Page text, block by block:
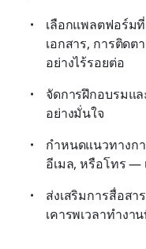
เลือกแพลตฟอร์ม
เอกสาร, การติด
อย่างไร้รอยต่อ
จัดการฝึกอบรมแ
อย่างมั่นใจ
กำหนดแนวทางก
อีเมล, หรือโทร —
ส่งเสริมการสื่อสา
เคารพเวลาทำงา